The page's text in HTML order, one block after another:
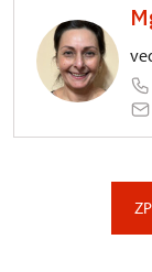
3/,